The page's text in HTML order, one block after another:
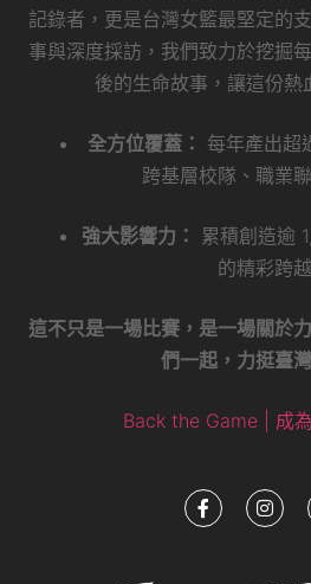
記錄者，更是台灣女籃最堅定的
事與深度採訪，我們致力於挖掘
後的生命故事，讓這份熱
全方位覆蓋： 每年產出超
跨基層校隊、職業
強大影響力：
累積創造逾
的精彩跨
這不只是一場比賽，是一場關於
們一起，力挺臺
Back the Game | 成